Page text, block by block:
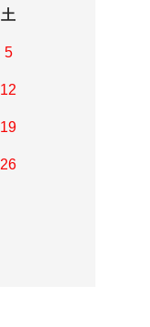
土
5
12
19
26